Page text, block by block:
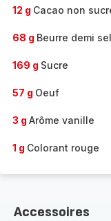
12 g Cacao non
68 g Beurre demi sel
169 g Sucre
57 g Oeuf
3 g Arôme vanille
1 g Colorant rouge
Accessoires